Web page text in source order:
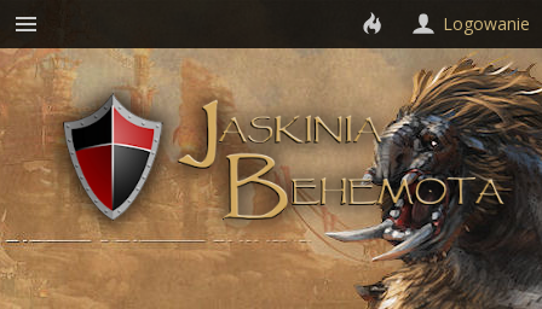
Logowanie